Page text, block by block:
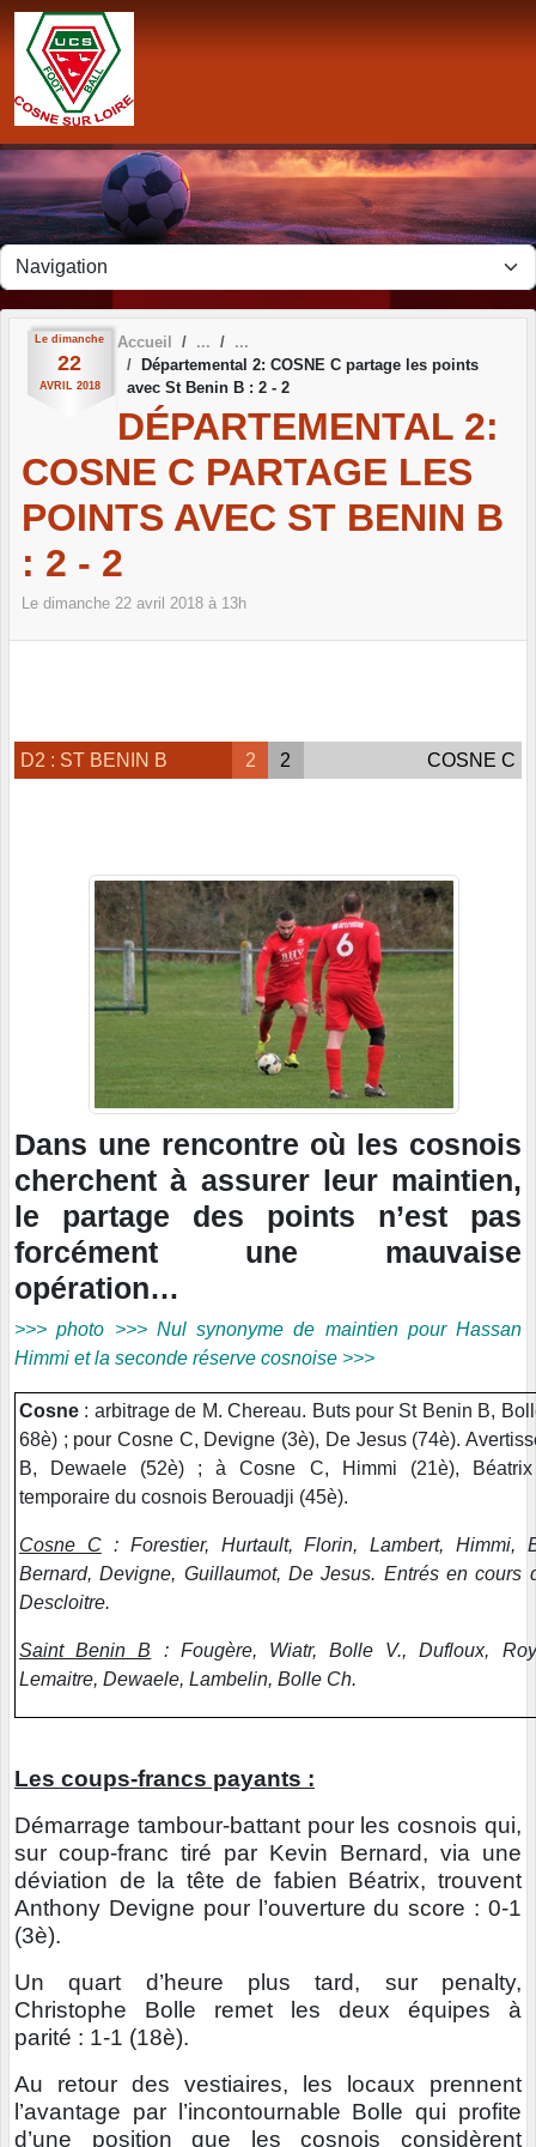
Le dimanche
22
AVRIL 2018
Accueil
Départemental 2: COSNE C partage les points
avec St Benin B : 2 - 2
DÉPARTEMENTAL 2:
COSNE C PARTAGE LES
POINTS AVEC ST BENIN B
: 2 - 2
Le dimanche 22 avril 2018 à 13h
D2 : ST BENIN B 2 2 COSNE C
Dans une rencontre où les cosnois
cherchent à assurer leur maintien,
le partage des points n’est pas
forcément une mauvaise
opération…
>>> photo >>> Nul synonyme de maintien pour Hassan
Himmi et la seconde réserve cosnoise >>>
Cosne : arbitrage de M. Chereau. Buts pour St Benin B,
68è) ; pour Cosne C, Devigne (3è), De Jesus (74è).
B, Dewaele (52è) ; à Cosne C, Himmi (21è), Béatrix
temporaire du cosnois Berouadji (45è).
Cosne C: Forestier, Hurtault, Florin, Lambert, Himmi,
Bernard, Devigne, Guillaumot, De Jesus. Entrés en cours
Descloitre.
Saint Benin B : Fougère, Wiatr, Bolle V., Dufloux,
Lemaitre, Dewaele, Lambelin, Bolle Ch.
Les coups-francs payants :
Démarrage tambour-battant pour les cosnois qui,
sur coup-franc tiré par Kevin Bernard, via une
déviation de la tête de fabien Béatrix, trouvent
Anthony Devigne pour l’ouverture du score : 0-1
(3è).
Un quart d’heure plus tard, sur penalty,
Christophe Bolle remet les deux équipes à
parité : 1-1 (18è).
Au retour des vestiaires, les locaux prennent
l’avantage par l’incontournable Bolle qui profite
d’une position que les cosnois considèrent
Panneau de gestion des cookies